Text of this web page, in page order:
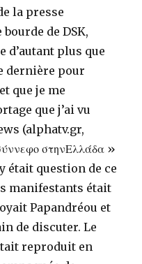
la presse
de DSK,
d’autant plus que
dernière pour
que je me
que j’ai vu
(alphatv.gr,
στηνΕλλάδα »
était question de ce
manifestants était
Papandréou et
de discuter. Le
reproduit en